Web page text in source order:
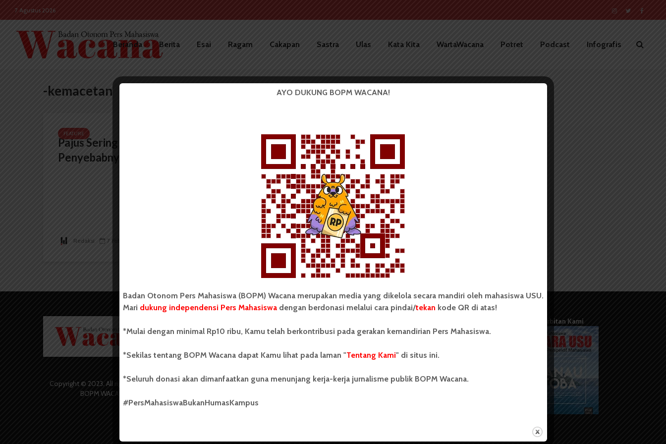
7 Agustus 2026
Beranda Berita Esai Ragam Cakapan Sastra Ulas Kata Kita WartaWacana Potret Podcast Infografis
-kemacetan
FEATURE
Pajus Sering Macet, ini
Penyebabnya
Redaksi 7 Februari 2023
Copyright © 2023. All rights reserved
BOPM WACANA.
Wacana merupakan pers mahasiswa
secara mandiri oleh mahasiswa
Universitas Sumatera Utara (USU).
salah satu Unit Kegiatan Mahasiswa
dengan nama Pers Mahasiswa SUARA
USU yang berdiri pada 1 Juli 1995.
Info Iklan
Pedoman Media Siber
Terbitan Kami
AYO DUKUNG BOPM WACANA!
Badan Otonom Pers Mahasiswa (BOPM) Wacana merupakan media yang dikelola secara mandiri oleh mahasiswa USU.
Mari dukung independensi Pers Mahasiswadengan berdonasi melalui cara pindai/tekan kode QR di atas!
*Mulai dengan minimal Rp10 ribu, Kamu telah berkontribusi pada gerakan kemandirian Pers Mahasiswa.
*Sekilas tentang BOPM Wacana dapat Kamu lihat pada laman "Tentang Kami" di situs ini.
*Seluruh donasi akan dimanfaatkan guna menunjang kerja-kerja jurnalisme publik BOPM Wacana.
#PersMahasiswaBukanHumasKampus